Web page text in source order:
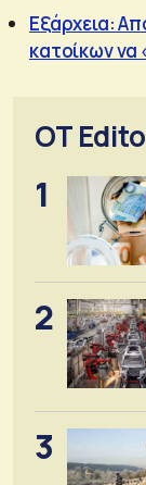
Εξάρχεια:
κατοίκων
OT
1
2
3